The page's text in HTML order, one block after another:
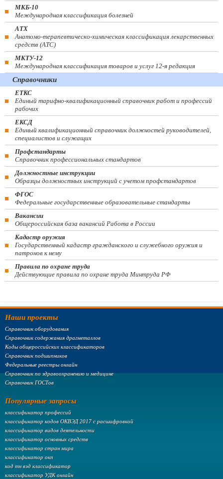
МКБ-10
Международная классификация болезней
АТХ
Анатомо-терапевтическо-химическая классификация лекарственных
средств (ATC)
МКТУ-12
Международная классификация товаров и услуг 12-я редакция
Справочники
ЕТКС
Единый тарифно-квалификационный справочник работ и профессий
рабочих
ЕКСД
Единый квалификационный справочник должностей руководителей,
специалистов и служащих
Профстандарты
Справочник профессиональных стандартов
Должностные инструкции
Образцы должностных инструкций с учетом профстандартов
ФГОС
Федеральные государственные образовательные стандарты
Вакансии
Общероссийская база вакансий Работа в России
Кадастр оружия
Государственный кадастр гражданского и служебного оружия и
патронов к нему
Правила по охране труда
Действующие правила по охране труда Минтруда РФ
Наши проекты
Справочник оборудования
Справочник содержания драгметаллов
Коды общероссийских классификаторов
Справочник подшипников
Федеральные реестры онлайн
Справочник по здравоохранению и медицине
Справочник ГОСТов
Популярные запросы
классификатор профессий
классификатор кодов ОКВЭД 2017 с расшифровкой
классификатор видов деятельности
классификатор основных средств
классификатор стран мира
классификатор окп
код тн вэд классификатор
классификатор УДК онлайн